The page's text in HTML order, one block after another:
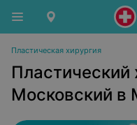
Пластическая хирургия
Пластический
Московский в